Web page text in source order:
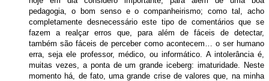
pedagogia, o bom senso e o companheirismo; como tal, acho
completamente desnecessário este tipo de comentários que se
fazem a realçar erros que, para além de fáceis de detectar,
também são fáceis de perceber como acontecem… o ser humano
erra, seja ele professor, médico, ou informático. A intolerância é,
muitas vezes, a ponta de um grande iceberg: imaturidade. Neste
momento há, de fato, uma grande crise de valores que, na minha